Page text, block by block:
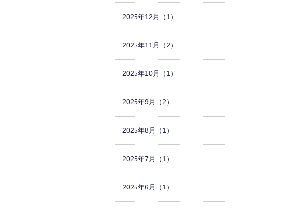
2025年12月（1）
2025年11月（2）
2025年10月（1）
2025年9月（2）
2025年8月（1）
2025年7月（1）
2025年6月（1）